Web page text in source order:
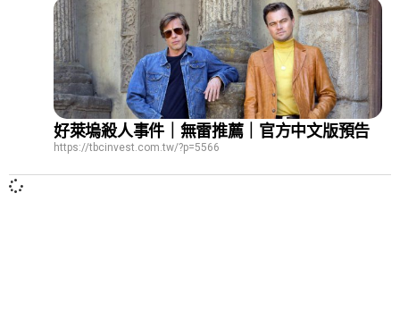
好萊塢殺人事件｜無雷推薦｜官方中文版預告
https://tbcinvest.com.tw/?p=5566